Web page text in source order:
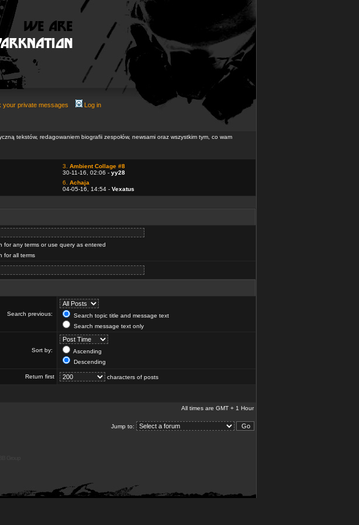
your private messages
Log in
tekstów, redagowaniem biografii zespołów, newsami oraz wszystkim tym, co wam
3. Ambient Collage #8
30-11-16, 02:06 - yy28
6. Achaja
04-05-16, 14:54 - Vexatus
for any terms or use query as entered
for all terms
Search previous:
Search topic title and message text
Search message text only
Sort by:
Ascending
Descending
Return first characters of posts
All times are GMT + 1 Hour
Jump to:
Group